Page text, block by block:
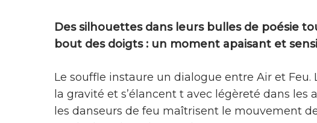
Des silhouettes dans leurs bulles de poésie
bout des doigts : un moment apaisant et
Le souffle instaure un dialogue entre Air et Feu.
la gravité et s’élancent t avec légèreté dans les
les danseurs de feu maîtrisent le mouvement